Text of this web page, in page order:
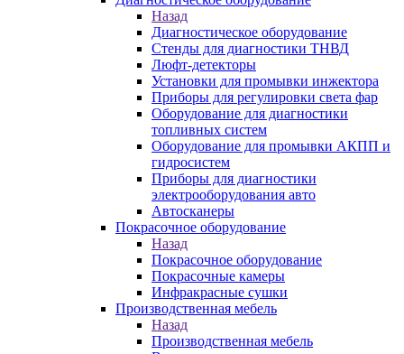
Назад
Диагностическое оборудование
Стенды для диагностики ТНВД
Люфт-детекторы
Установки для промывки инжектора
Приборы для регулировки света фар
Оборудование для диагностики
топливных систем
Оборудование для промывки АКПП и
гидросистем
Приборы для диагностики
электрооборудования авто
Автосканеры
Покрасочное оборудование
Назад
Покрасочное оборудование
Покрасочные камеры
Инфракрасные сушки
Производственная мебель
Назад
Производственная мебель